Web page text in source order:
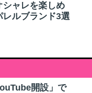
シャレを楽しめ
レルブランド3選
開設」で